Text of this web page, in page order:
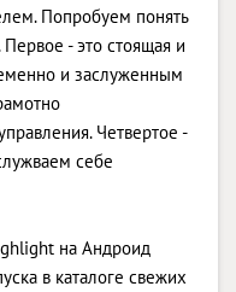
Попробуем понять
- это стоящая и
и заслуженным
Четвертое -
себе
на Андроид
в каталоге свежих